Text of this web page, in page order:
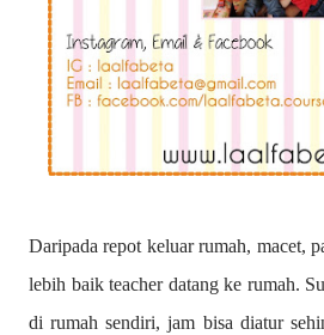
Daripada repot keluar rumah, macet,
lebih baik teacher datang ke rumah.
di rumah sendiri, jam bisa diatur